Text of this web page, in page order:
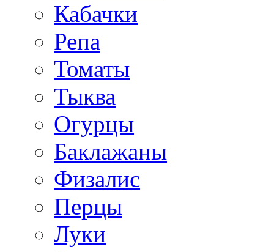
Кабачки
Репа
Томаты
Тыква
Огурцы
Баклажаны
Физалис
Перцы
Луки